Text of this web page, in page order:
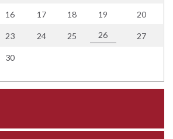
16 17 18 19 20
23 24 25 26 27
30